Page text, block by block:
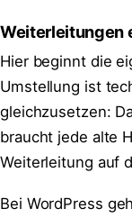
Weiterleitungen
Hier beginnt die
Umstellung ist
gleichzusetzen:
braucht jede alte
Weiterleitung auf
Bei WordPress